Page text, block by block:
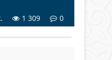
1 309 0